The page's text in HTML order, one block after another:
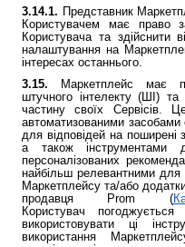
3.14.1. Представник
Користувачем має право
Користувача та здійснити
налаштування на
інтересах останнього.
3.15.
Маркетплейс має
штучного інтелекту (ШІ)
частину своїх Сервісів.
автоматизованими засобами
для відповідей на поширені
а також інструментами
персоналізованих
найбільш релевантними
Маркетплейсу та/або
продавця Prom (
Користувач
використовувати ці
використання